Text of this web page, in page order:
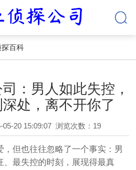
探百科
：男人如此失控，
处，离不开你了
05-20 15:09:07 浏览次数：19
，但也往往忽略了一个事实：男
、最失控的时刻，展现得最真